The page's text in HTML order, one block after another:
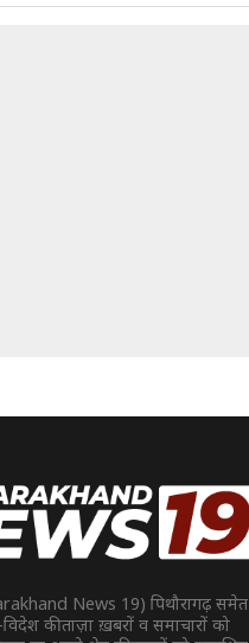
News 19) पिथौरागढ़ समेत
की ताज़ा ख़बरों व समाचारों को